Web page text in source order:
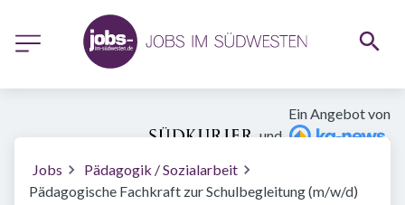
Ein Angebot von
und
Jobs
Pädagogik / Sozialarbeit
Pädagogische Fachkraft zur Schulbegleitung (m/w/d)